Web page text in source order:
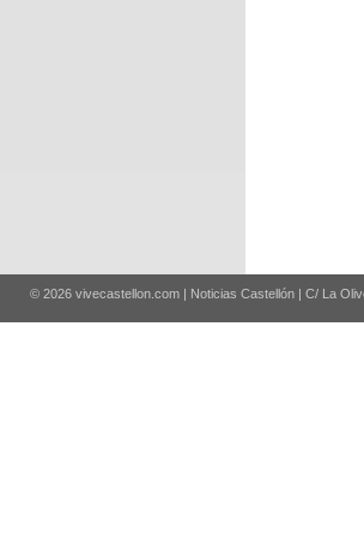
© 2026 vivecastellon.com | Noticias Castellón | C/ La